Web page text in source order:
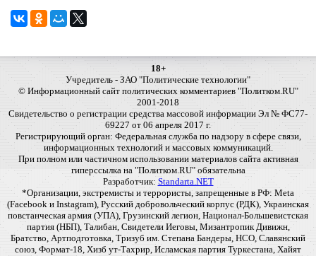
18+
Учредитель - ЗАО "Политические технологии"
© Информационный сайт политических комментариев "Политком.RU"
2001-2018
Свидетельство о регистрации средства массовой информации Эл № ФС77-
69227 от 06 апреля 2017 г.
Регистрирующий орган: Федеральная служба по надзору в сфере связи,
информационных технологий и массовых коммуникаций.
При полном или частичном использовании материалов сайта активная
гиперссылка на "Политком.RU" обязательна
Разработчик: Standarta.NET
*Организации, экстремисты и террористы, запрещенные в РФ: Meta
(Facebook и Instagram), Русский добровольческий корпус (РДК), Украинская
повстанческая армия (УПА), Грузинский легион, Национал-Большевистская
партия (НБП), Талибан, Свидетели Иеговы, Мизантропик Дивижн,
Братство, Артподготовка, Тризуб им. Степана Бандеры, НСО, Славянский
союз, Формат-18, Хизб ут-Тахрир, Исламская партия Туркестана, Хайят